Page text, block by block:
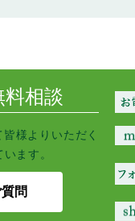
料相談
様よりいただく
ます。
問